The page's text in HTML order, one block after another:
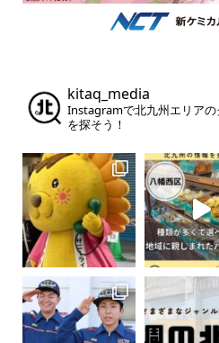
kitaq_media
Instagramで北九州エリア
を探そう！